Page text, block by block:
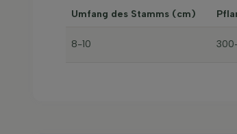
Umfang des Stamms (cm)
8-10